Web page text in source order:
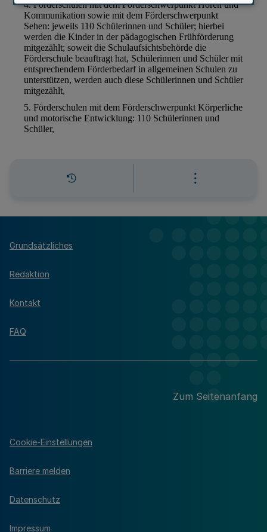
Grundsätzliches
Redaktion
Kontakt
FAQ
Zum Seitenanfang
Cookie-Einstellungen
Barriere melden
Datenschutz
Impressum